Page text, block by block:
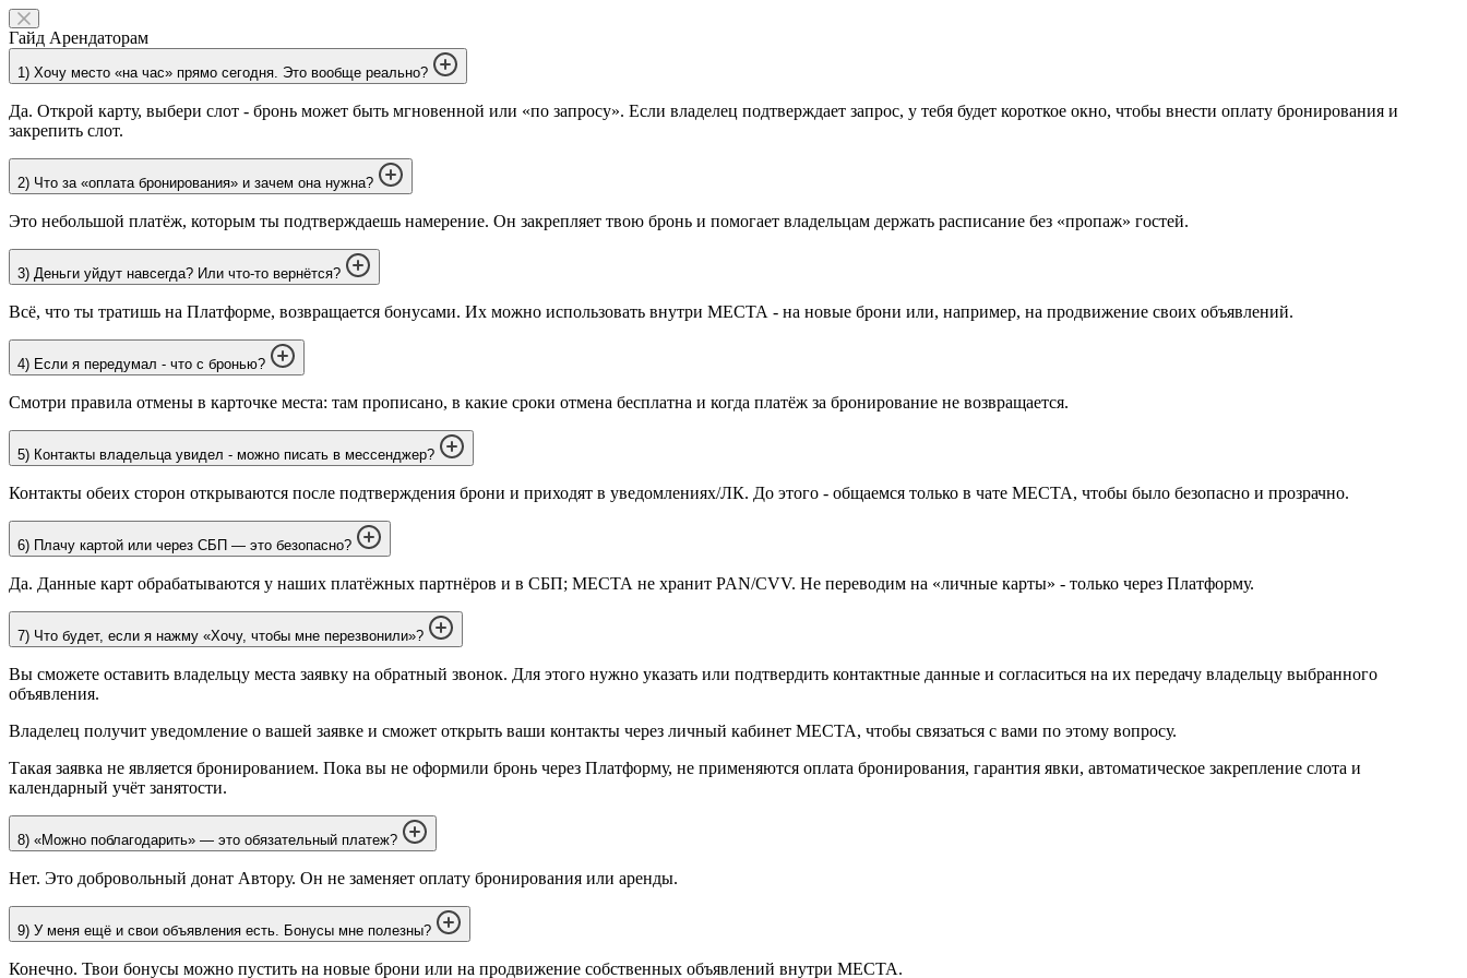
Гайд Арендаторам
1) Хочу место «на час» прямо сегодня. Это вообще реально?
Да. Открой карту, выбери слот - бронь может быть мгновенной или «по запросу». Если владелец подтверждает запрос, у тебя будет короткое окно, чтобы внести оплату бронирования и
закрепить слот.
2) Что за «оплата бронирования» и зачем она нужна?
Это небольшой платёж, которым ты подтверждаешь намерение. Он закрепляет твою бронь и помогает владельцам держать расписание без «пропаж» гостей.
3) Деньги уйдут навсегда? Или что-то вернётся?
Всё, что ты тратишь на Платформе, возвращается бонусами. Их можно использовать внутри МЕСТА - на новые брони или, например, на продвижение своих объявлений.
4) Если я передумал - что с бронью?
Смотри правила отмены в карточке места: там прописано, в какие сроки отмена бесплатна и когда платёж за бронирование не возвращается.
5) Контакты владельца увидел - можно писать в мессенджер?
Контакты обеих сторон открываются после подтверждения брони и приходят в уведомлениях/ЛК. До этого - общаемся только в чате МЕСТА, чтобы было безопасно и прозрачно.
6) Плачу картой или через СБП — это безопасно?
Да. Данные карт обрабатываются у наших платёжных партнёров и в СБП; МЕСТА не хранит PAN/CVV. Не переводим на «личные карты» - только через Платформу.
7) Что будет, если я нажму «Хочу, чтобы мне перезвонили»?
Вы сможете оставить владельцу места заявку на обратный звонок. Для этого нужно указать или подтвердить контактные данные и согласиться на их передачу владельцу выбранного
объявления.
Владелец получит уведомление о вашей заявке и сможет открыть ваши контакты через личный кабинет МЕСТА, чтобы связаться с вами по этому вопросу.
Такая заявка не является бронированием. Пока вы не оформили бронь через Платформу, не применяются оплата бронирования, гарантия явки, автоматическое закрепление слота и
календарный учёт занятости.
8) «Можно поблагодарить» — это обязательный платеж?
Нет. Это добровольный донат Автору. Он не заменяет оплату бронирования или аренды.
9) У меня ещё и свои объявления есть. Бонусы мне полезны?
Конечно. Твои бонусы можно пустить на новые брони или на продвижение собственных объявлений внутри МЕСТА.